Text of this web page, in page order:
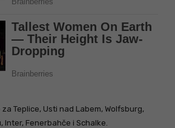
Teplice, Usti nad Labem, Wolfsburg,
Inter, Fenerbahče i Schalke.